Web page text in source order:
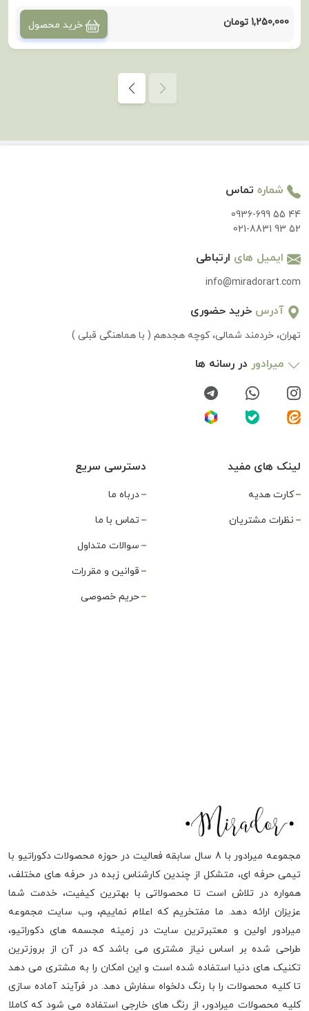
1,250,000 تومان خرید محصول
شماره تماس
0936-699 55 44
021-8831 93 52
ایمیل های ارتباطی
info@miradorart.com
آدرس خرید حضوری
تهران، خردمند شمالی، کوچه هجدهم ( با هماهنگی قبلی )
میرادور در رسانه ها
لینک های مفید
کارت هدیه
نظرات مشتریان
دسترسی سریع
درباه ما
تماس با ما
سوالات متداول
قوانین و مقررات
حریم خصوصی
مجموعه میرادور با 8 سال سابقه فعالیت در حوزه محصولات دکوراتیو با
تیمی حرفه ای، متشکل از چندین کارشناس زبده در حرفه های مختلف،
همواره در تلاش است تا محصولاتی با بهترین کیفیت، خدمت شما
عزیزان ارائه دهد. ما مفتخریم که اعلام نماییم، وب سایت مجموعه
میرادور اولین و معتبرترین سایت در زمینه مجسمه های دکوراتیو،
طراحی شده بر اساس نیاز مشتری می باشد که در آن از بروزترین
تکنیک های دنیا استفاده شده است و این امکان را به مشتری می دهد
تا کلیه محصولات را با رنگ دلخواه سفارش دهد. در فرآیند آماده سازی
کلیه محصولات میرادور، از رنگ های خارجی استفاده می شود که کاملا